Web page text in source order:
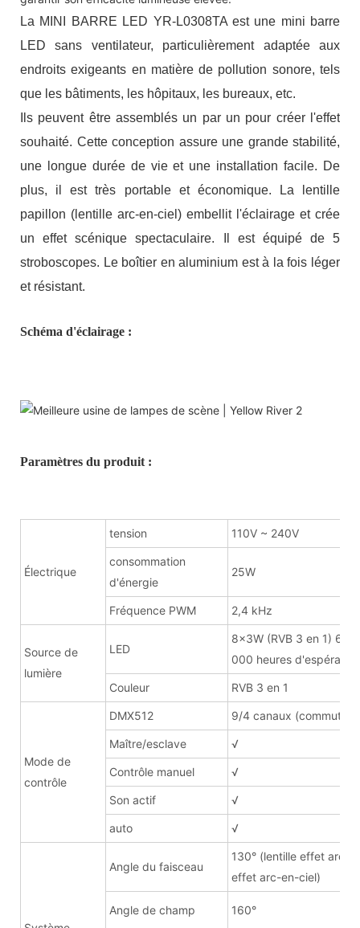
La MINI BARRE LED YR-L0308TA est une mini barre
LED sans ventilateur, particulièrement adaptée aux
endroits exigeants en matière de pollution sonore, tels
que les bâtiments, les hôpitaux, les bureaux, etc.
Ils peuvent être assemblés un par un pour créer l'effet
souhaité. Cette conception assure une grande stabilité,
une longue durée de vie et une installation facile. De
plus, il est très portable et économique. La lentille
papillon (lentille arc-en-ciel) embellit l'éclairage et crée
un effet scénique spectaculaire. Il est équipé de 5
stroboscopes. Le boîtier en aluminium est à la fois léger
et résistant.
Schéma d'éclairage :
Paramètres du produit :
Électrique
tension 110V ~ 240V
consommation
d'énergie
25W
Fréquence PWM 2,4 kHz
Source de
lumière
LED
8x3W (RVB 3 en 1)
000 heures
Couleur RVB 3 en 1
Mode de
contrôle
DMX512 9/4 canaux
Maître/esclave √
Contrôle manuel √
Son actif √
auto √
Angle du faisceau
130° (lentille effet arc-
effet arc-en-ciel)
Angle de champ 160°